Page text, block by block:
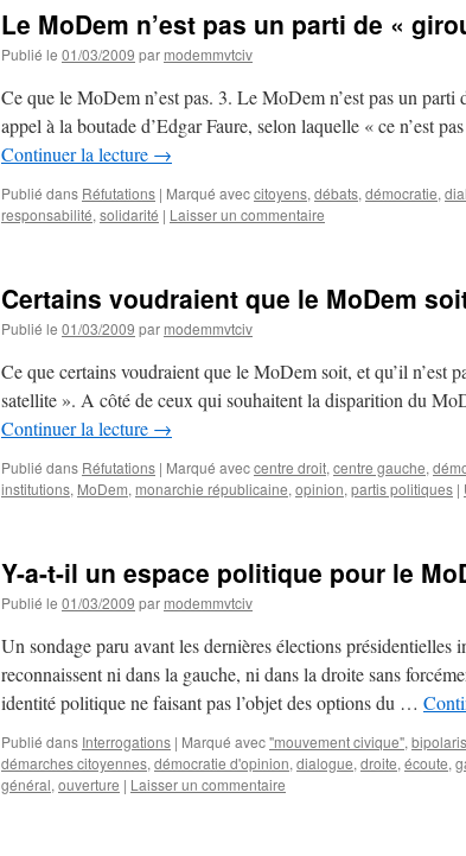
Le MoDem n’est pas un parti de «
Publié le 01/03/2009 par modemmvtciv
Ce que le MoDem n’est pas. 3. Le MoDem n’est pas un parti
appel à la boutade d’Edgar Faure, selon laquelle « ce n’est
Continuer la lecture →
Publié dans Réfutations | Marqué aveccitoyens, débats, démocratie,
responsabilité, solidarité | Laisser un commentaire
Certains voudraient que le MoDem
Publié le 01/03/2009 par modemmvtciv
Ce que certains voudraient que le MoDem soit, et qu’il n’est
satellite ». A côté de ceux qui souhaitent la disparition du
Continuer la lecture →
Publié dans Réfutations | Marqué aveccentre droit, centre gauche,
institutions, MoDem, monarchie républicaine, opinion, partis politiques |
Y-a-t-il un espace politique pour le
Publié le 01/03/2009 par modemmvtciv
Un sondage paru avant les dernières élections présidentielles
reconnaissent ni dans la gauche, ni dans la droite sans
identité politique ne faisant pas l’objet des options du …
Publié dans Interrogations | Marqué avec"mouvement civique",
démarches citoyennes, démocratie d'opinion, dialogue, droite, écoute,
général, ouverture | Laisser un commentaire